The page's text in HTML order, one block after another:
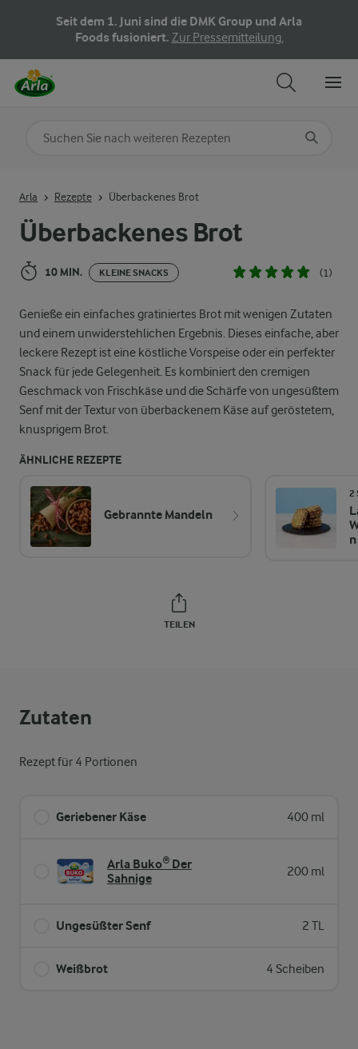
Seit dem 1. Juni sind die DMK Group und Arla
Foods fusioniert. Zur Pressemitteilung.
Überbackenes Brot
10 MIN. KLEINE SNACKS (1)
Genieße ein einfaches gratiniertes Brot mit wenigen Zutaten
und einem unwiderstehlichen Ergebnis. Dieses einfache, aber
leckere Rezept ist eine köstliche Vorspeise oder ein perfekter
Snack für jede Gelegenheit. Es kombiniert den cremigen
Geschmack von Frischkäse und die Schärfe von ungesüßtem
Senf mit der Textur von überbackenem Käse auf geröstetem,
knusprigem Brot.
ÄHNLICHE REZEPTE
Gebrannte Mandeln
2
n
TEILEN
Arla Rezepte Überbackenes Brot
Zutaten
Rezept für 4 Portionen
Geriebener Käse 400 ml
Arla Buko® Der
Sahnige
200 ml
Ungesüßter Senf 2 TL
Weißbrot 4 Scheiben
Nach Kategorie suchen